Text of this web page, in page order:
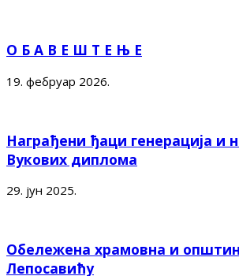
О Б А В Е Ш Т Е Њ Е
19. фебруар 2026.
Награђени ђаци генерација и
Вукових диплома
29. јун 2025.
Обележена храмовна и
Лепосавићу